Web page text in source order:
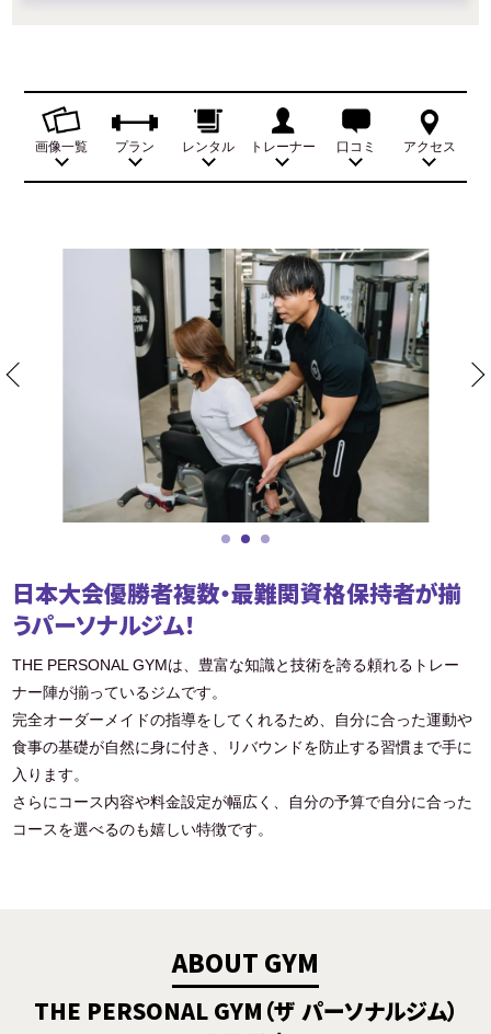
画像一覧 プラン レンタル トレーナー 口コミ アクセス
日本大会優勝者複数・最難関資格保持者が揃
うパーソナルジム！
THE PERSONAL GYMは、豊富な知識と技術を誇る頼れるトレー
ナー陣が揃っているジムです。
完全オーダーメイドの指導をしてくれるため、自分に合った運動や
食事の基礎が自然に身に付き、リバウンドを防止する習慣まで手に
入ります。
さらにコース内容や料金設定が幅広く、自分の予算で自分に合った
コースを選べるのも嬉しい特徴です。
ABOUT GYM
THE PERSONAL GYM（ザ パーソナルジム）